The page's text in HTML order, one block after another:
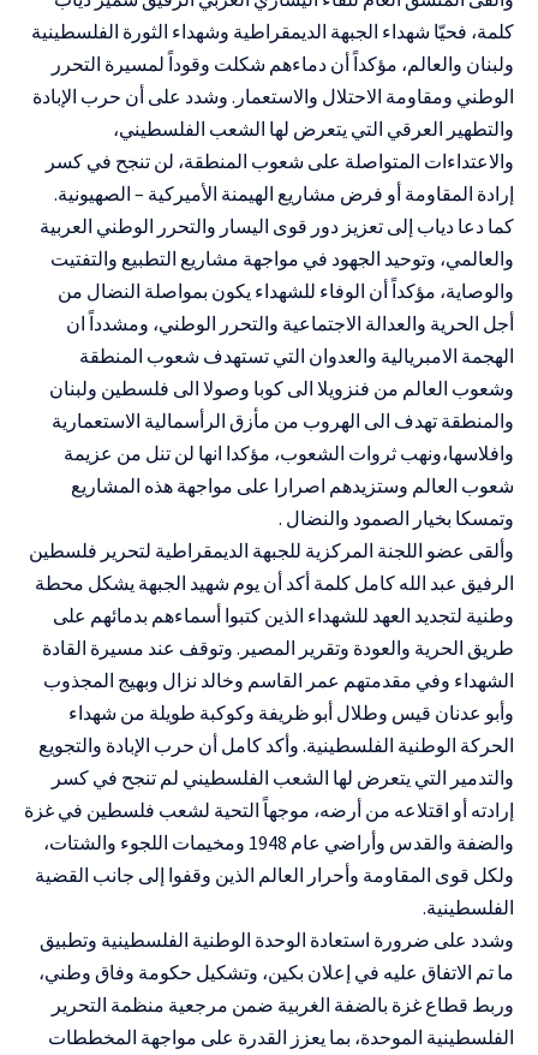
كلمة، فحيّا شهداء الجبهة الديمقراطية وشهداء الثورة الفلسطينية
ولبنان والعالم، مؤكداً أن دماءهم شكلت وقوداً لمسيرة التحرر
الوطني ومقاومة الاحتلال والاستعمار. وشدد على أن حرب الإبادة
والتطهير العرقي التي يتعرض لها الشعب الفلسطيني،
والاعتداءات المتواصلة على شعوب المنطقة، لن تنجح في كسر
إرادة المقاومة أو فرض مشاريع الهيمنة الأميركية – الصهيونية.
كما دعا دياب إلى تعزيز دور قوى اليسار والتحرر الوطني العربية
والعالمي، وتوحيد الجهود في مواجهة مشاريع التطبيع والتفتيت
والوصاية، مؤكداً أن الوفاء للشهداء يكون بمواصلة النضال من
أجل الحرية والعدالة الاجتماعية والتحرر الوطني، ومشدداً ان
الهجمة الامبريالية والعدوان التي تستهدف شعوب المنطقة
وشعوب العالم من فنزويلا الى كوبا وصولا الى فلسطين ولبنان
والمنطقة تهدف الى الهروب من مأزق الرأسمالية الاستعمارية
وافلاسها،ونهب ثروات الشعوب، مؤكدا انها لن تنل من عزيمة
شعوب العالم وستزيدهم اصرارا على مواجهة هذه المشاريع
وتمسكا بخيار الصمود والنضال .
وألقى عضو اللجنة المركزية للجبهة الديمقراطية لتحرير فلسطين
الرفيق عبد الله كامل كلمة أكد أن يوم شهيد الجبهة يشكل محطة
وطنية لتجديد العهد للشهداء الذين كتبوا أسماءهم بدمائهم على
طريق الحرية والعودة وتقرير المصير. وتوقف عند مسيرة القادة
الشهداء وفي مقدمتهم عمر القاسم وخالد نزال وبهيج المجذوب
وأبو عدنان قيس وطلال أبو ظريفة وكوكبة طويلة من شهداء
الحركة الوطنية الفلسطينية. وأكد كامل أن حرب الإبادة والتجويع
والتدمير التي يتعرض لها الشعب الفلسطيني لم تنجح في كسر
إرادته أو اقتلاعه من أرضه، موجهاً التحية لشعب فلسطين في غزة
والضفة والقدس وأراضي عام 1948 ومخيمات اللجوء والشتات،
ولكل قوى المقاومة وأحرار العالم الذين وقفوا إلى جانب القضية
الفلسطينية.
وشدد على ضرورة استعادة الوحدة الوطنية الفلسطينية وتطبيق
ما تم الاتفاق عليه في إعلان بكين، وتشكيل حكومة وفاق وطني،
وربط قطاع غزة بالضفة الغربية ضمن مرجعية منظمة التحرير
الفلسطينية الموحدة، بما يعزز القدرة على مواجهة المخططات